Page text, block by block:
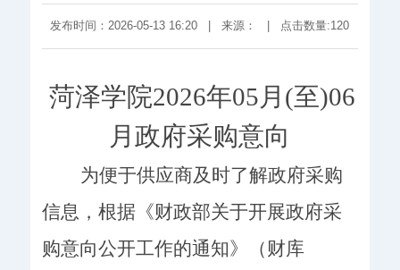
发布时间：2026-05-13 16:20 |来源： 点击数量:120
菏泽学院2026年05月(至)06
月政府采购意向
为便于供应商及时了解政府采购
信息，根据《财政部关于开展政府采
购意向公开工作的通知》（财库